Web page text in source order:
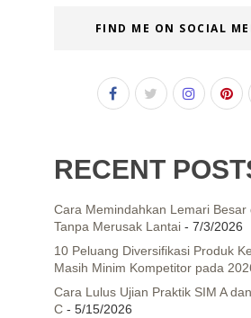
FIND ME ON SOCIAL
RECENT
Cara Memindahkan Lemari Besar
Tanpa Merusak Lantai - 7/3/2026
10 Peluang Diversifikasi Produk
Masih Minim Kompetitor pada
Cara Lulus Ujian Praktik SIM A
C - 5/15/2026